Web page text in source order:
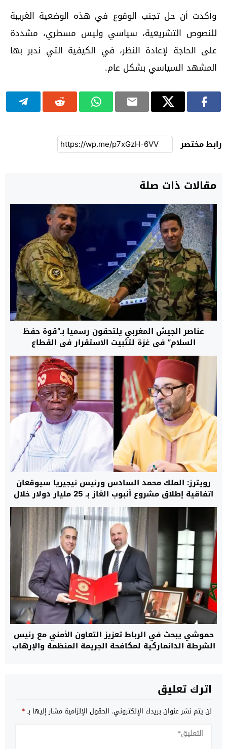
وأكدت أن حل تجنب الوقوع في هذه الوضعية الغريبة
للنصوص التشريعية، سياسي وليس مسطري، مشددة
على الحاجة لإعادة النظر، في الكيفية التي ندبر بها
المشهد السياسي بشكل عام.
رابط مختصر
مقالات ذات صلة
عناصر الجيش المغربي يلتحقون رسميا بـ”قوة حفظ
السلام” في غزة لتثبيت الاستقرار في القطاع
رويترز: الملك محمد السادس ورئيس نيجيريا سيوقعان
اتفاقية إطلاق مشروع أنبوب الغاز بـ 25 مليار دولار خلال
الربع الأخير من 2026
حموشي يبحث في الرباط تعزيز التعاون الأمني مع رئيس
الشرطة الدانماركية لمكافحة الجريمة المنظمة والإرهاب
اترك تعليق
لن يتم نشر عنوان بريدك الإلكتروني. الحقول الإلزامية مشار إليها بـ*